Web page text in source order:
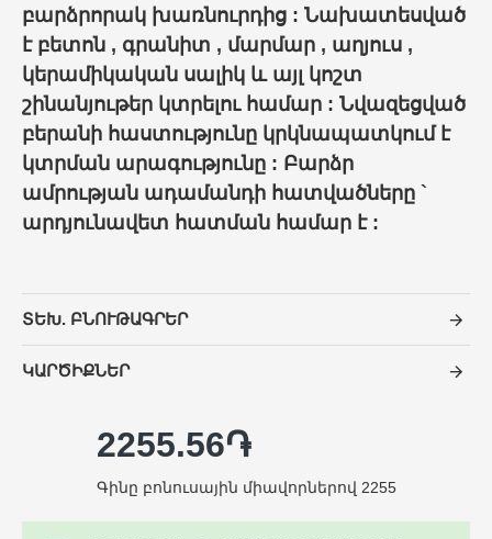
բարձրորակ խառնուրդից : Նախատեսված
է բետոն , գրանիտ , մարմար , աղյուս ,
կերամիկական սալիկ և այլ կոշտ
շինանյութեր կտրելու համար : Նվազեցված
բերանի հաստությունը կրկնապատկում է
կտրման արագությունը : Բարձր
ամրության ադամանդի հատվածները `
արդյունավետ հատման համար է :
ՏԵԽ. ԲՆՈՒԹԱԳՐԵՐ
ԿԱՐԾԻՔՆԵՐ
2255.56֏
Գինը բոնուսային միավորներով 2255